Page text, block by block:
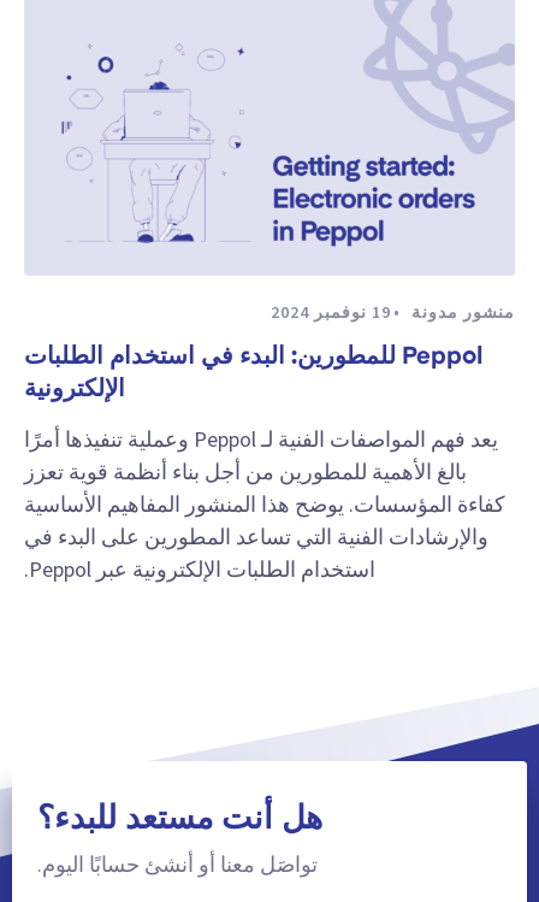
منشور مدونة 19 نوفمبر 2024
Peppol للمطورين: البدء في استخدام الطلبات
الإلكترونية
يعد فهم المواصفات الفنية لـ Peppol وعملية تنفيذها أمرًا
بالغ الأهمية للمطورين من أجل بناء أنظمة قوية تعزز
كفاءة المؤسسات. يوضح هذا المنشور المفاهيم الأساسية
والإرشادات الفنية التي تساعد المطورين على البدء في
استخدام الطلبات الإلكترونية عبر Peppol.
هل أنت مستعد للبدء؟
تواصَل معنا أو أنشئ حسابًا اليوم.